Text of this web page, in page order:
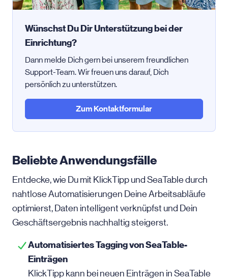
Wünschst Du Dir Unterstützung bei der
Einrichtung?
Dann melde Dich gern bei unserem freundlichen
Support-Team. Wir freuen uns darauf, Dich
persönlich zu unterstützen.
Zum Kontaktformular
Beliebte Anwendungsfälle
Entdecke, wie Du mit KlickTipp und SeaTable durch
nahtlose Automatisierungen Deine Arbeitsabläufe
optimierst, Daten intelligent verknüpfst und Dein
Geschäftsergebnis nachhaltig steigerst.
Automatisiertes Tagging von SeaTable-
Einträgen
KlickTipp kann bei neuen Einträgen in SeaTable